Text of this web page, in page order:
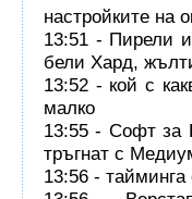
настройките на
13:51 - Пирели
бели Хард,
13:52 - кой с
малко
13:55 - Софт за
тръгнат с
13:56 -